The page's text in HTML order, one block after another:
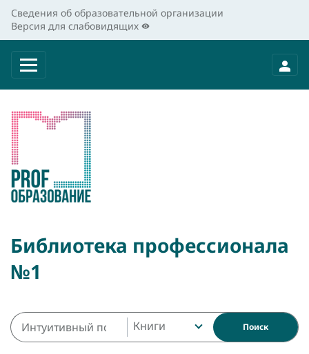
Сведения об образовательной организации
Версия для слабовидящих
Библиотека профессионала
№1
Книги Поиск